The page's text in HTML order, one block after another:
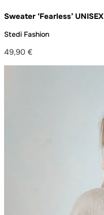
Sweater ‘Fearless’ UNISEX
Stedi Fashion
49,90 €